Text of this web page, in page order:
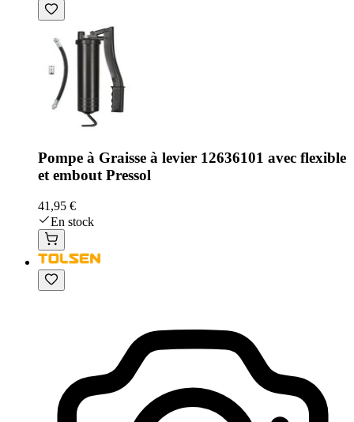
Pompe à Graisse à levier 12636101 avec flexible
et embout Pressol
41,95 €
En stock